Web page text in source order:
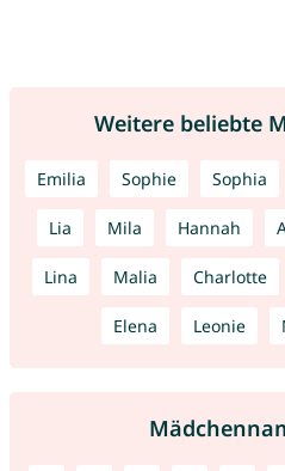
Weitere beliebte
Emilia Sophie Sophia
Lia Mila Hannah
Lina Malia Charlotte
Elena Leonie